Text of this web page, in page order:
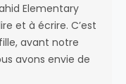
Elementary
et à écrire. C’est
avant notre
avons envie de